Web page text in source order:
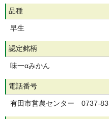
品種
早生
認定銘柄
味一αみかん
電話番号
有田市営農センター 0737-